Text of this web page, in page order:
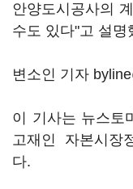
안양도시공사의
수도 있다"고 설명
변소인 기자
이 기사는 뉴스토
고재인 자본시장
다.